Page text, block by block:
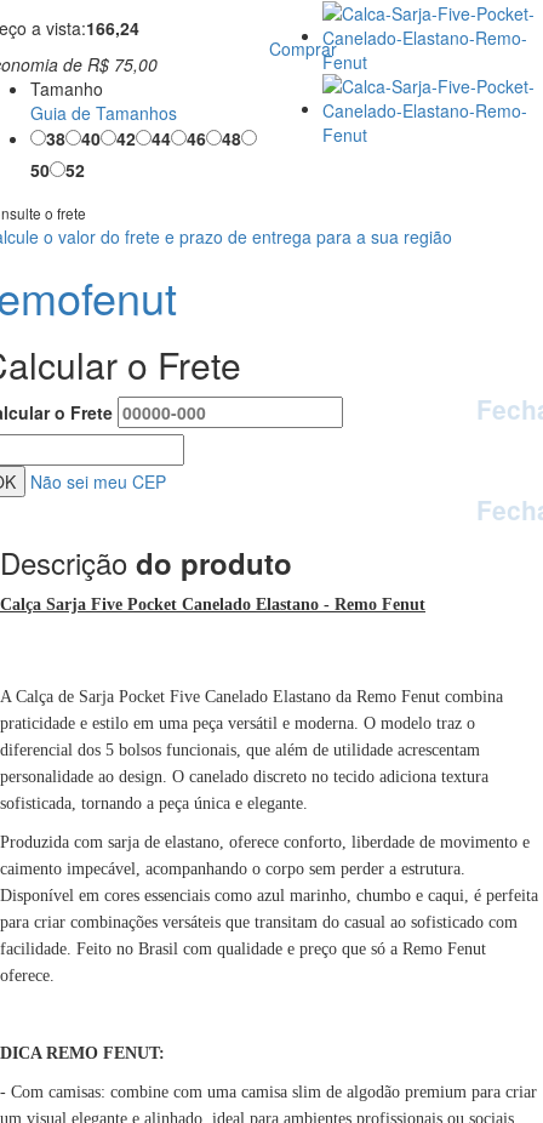
a vista:166,24
de R$ 75,00
Tamanho
Guia de Tamanhos
38
40 42 44 46
48
50
52
Comprar
o frete
o valor do frete e prazo de entrega para a sua região
o Frete
o Frete
Não sei meu CEP
Descrição do produto
Calça Sarja Five Pocket Canelado Elastano - Remo Fenut
A Calça de Sarja Pocket Five Canelado Elastano da Remo Fenut combina
praticidade e estilo em uma peça versátil e moderna. O modelo traz o
diferencial dos 5 bolsos funcionais, que além de utilidade acrescentam
personalidade ao design. O canelado discreto no tecido adiciona textura
sofisticada, tornando a peça única e elegante.
Produzida com sarja de elastano, oferece conforto, liberdade de movimento e
caimento impecável, acompanhando o corpo sem perder a estrutura.
Disponível em cores essenciais como azul marinho, chumbo e caqui, é perfeita
para criar combinações versáteis que transitam do casual ao sofisticado com
facilidade. Feito no Brasil com qualidade e preço que só a Remo Fenut
oferece.
DICA REMO FENUT:
- Com camisas: combine com uma camisa slim de algodão premium para criar
um visual elegante e alinhado, ideal para ambientes profissionais ou sociais.